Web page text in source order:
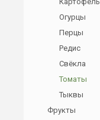
Огурцы
Перцы
Редис
Свёкла
Томаты
Тыквы
Фрукты